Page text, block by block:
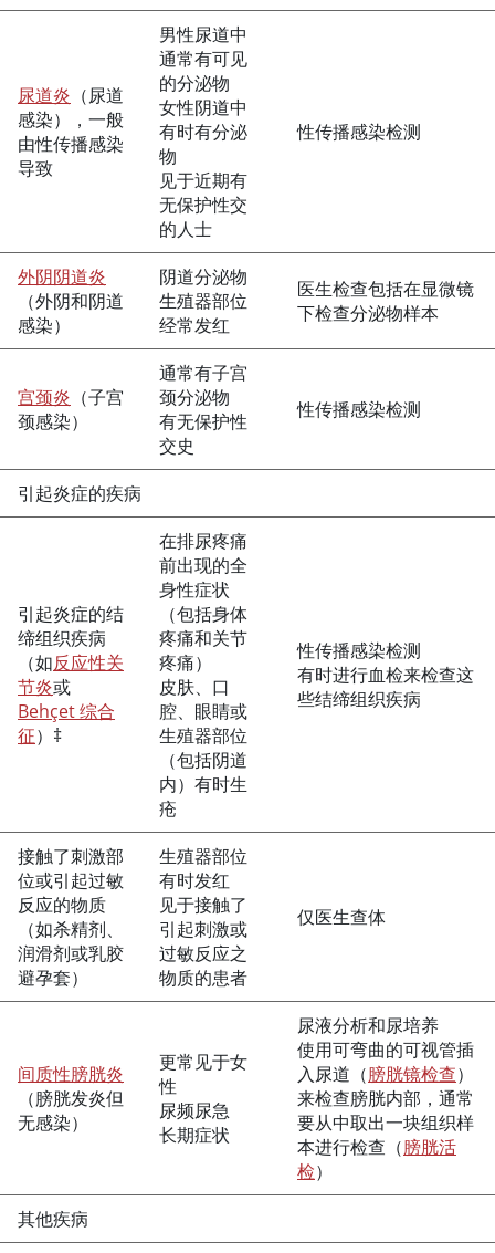
尿道炎 （尿道
感染），一般
由性传播感染
导致
男性尿道中
通常有可见
的分泌物
女性阴道中
有时有分泌
物
见于近期有
无保护性交
的人士
性传播感染检测
外阴阴道炎
（外阴和阴道
感染）
阴道分泌物
生殖器部位
经常发红
医生检查包括在显微镜
下检查分泌物样本
宫颈炎 （子宫
颈感染）
通常有子宫
颈分泌物
有无保护性
交史
性传播感染检测
引起炎症的疾病
引起炎症的结
缔组织疾病
（如反应性关
节炎或
Behçet 综合
征）‡
在排尿疼痛
前出现的全
身性症状
（包括身体
疼痛和关节
疼痛）
皮肤、口
腔、眼睛或
生殖器部位
（包括阴道
内）有时生
疮
性传播感染检测
有时进行血检来检查这
些结缔组织疾病
接触了刺激部
位或引起过敏
反应的物质
（如杀精剂、
润滑剂或乳胶
避孕套）
生殖器部位
有时发红
见于接触了
引起刺激或
过敏反应之
物质的患者
仅医生查体
间质性膀胱炎
（膀胱发炎但
无感染）
更常见于女
性
尿频尿急
长期症状
尿液分析和尿培养
使用可弯曲的可视管插
入尿道（膀胱镜检查）
来检查膀胱内部，通常
要从中取出一块组织样
本进行检查（膀胱活
检）
其他疾病